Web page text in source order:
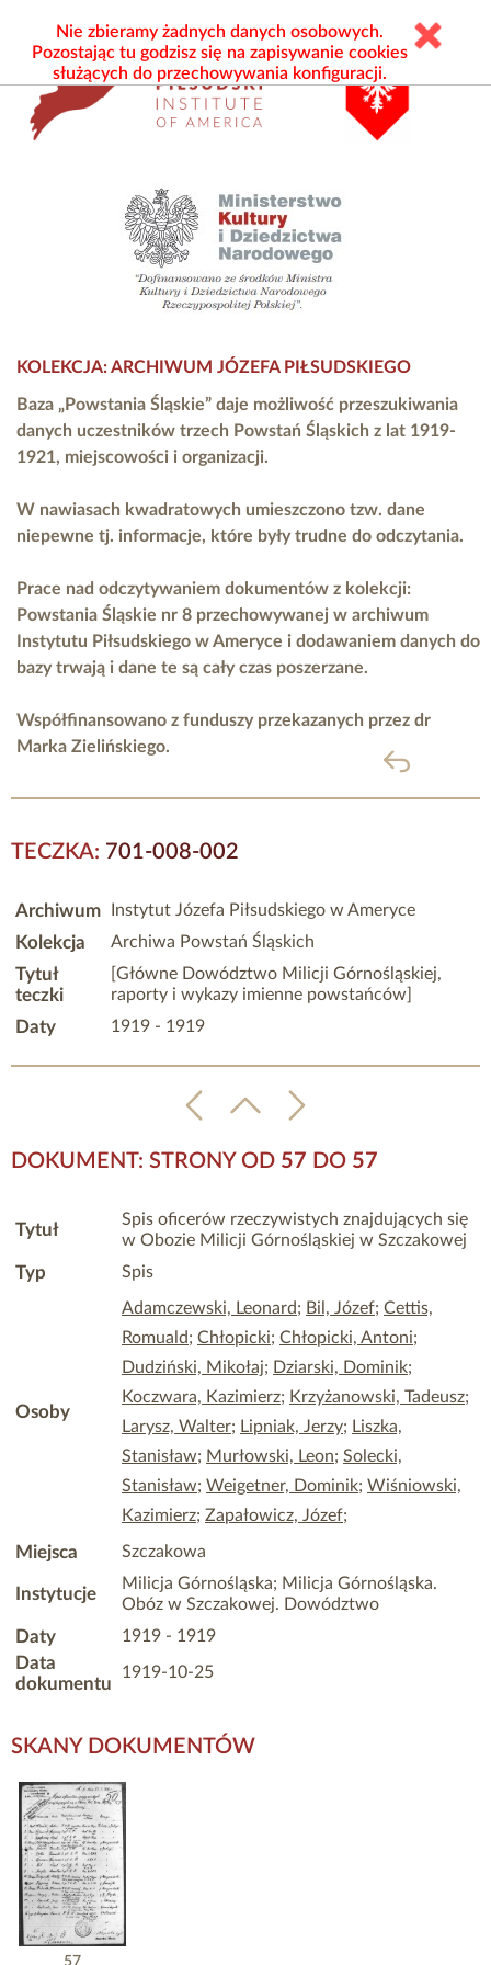
KOLEKCJA: ARCHIWUM JÓZEFA PIŁSUDSKIEGO
Baza „Powstania Śląskie” daje możliwość przeszukiwania
danych uczestników trzech Powstań Śląskich z lat 1919-
1921, miejscowości i organizacji.
W nawiasach kwadratowych umieszczono tzw. dane
niepewne tj. informacje, które były trudne do odczytania.
Prace nad odczytywaniem dokumentów z kolekcji:
Powstania Śląskie nr 8 przechowywanej w archiwum
Instytutu Piłsudskiego w Ameryce i dodawaniem danych do
bazy trwają i dane te są cały czas poszerzane.
Współfinansowano z funduszy przekazanych przez dr
Marka Zielińskiego.
powrót
TECZKA: 701-008-002
Archiwum Instytut Józefa Piłsudskiego w Ameryce
Kolekcja Archiwa Powstań Śląskich
Tytuł
teczki
[Główne Dowództwo Milicji Górnośląskiej,
raporty i wykazy imienne powstańców]
Daty 1919 - 1919
DOKUMENT: STRONY OD 57 DO 57
Tytuł
Spis oficerów rzeczywistych znajdujących się
w Obozie Milicji Górnośląskiej w Szczakowej
Typ Spis
Osoby
Adamczewski, Leonard; Bil, Józef; Cettis,
Romuald; Chłopicki; Chłopicki, Antoni;
Dudziński, Mikołaj; Dziarski, Dominik;
Koczwara, Kazimierz; Krzyżanowski, Tadeusz;
Larysz, Walter; Lipniak, Jerzy; Liszka,
Stanisław; Murłowski, Leon; Solecki,
Stanisław; Weigetner, Dominik; Wiśniowski,
Kazimierz; Zapałowicz, Józef;
Miejsca Szczakowa
Instytucje
Milicja Górnośląska; Milicja Górnośląska.
Obóz w Szczakowej. Dowództwo
Daty 1919 - 1919
Data
dokumentu
1919-10-25
SKANY DOKUMENTÓW
57
Nie zbieramy żadnych danych osobowych.
Pozostając tu godzisz się na zapisywanie cookies
służących do przechowywania konfiguracji.